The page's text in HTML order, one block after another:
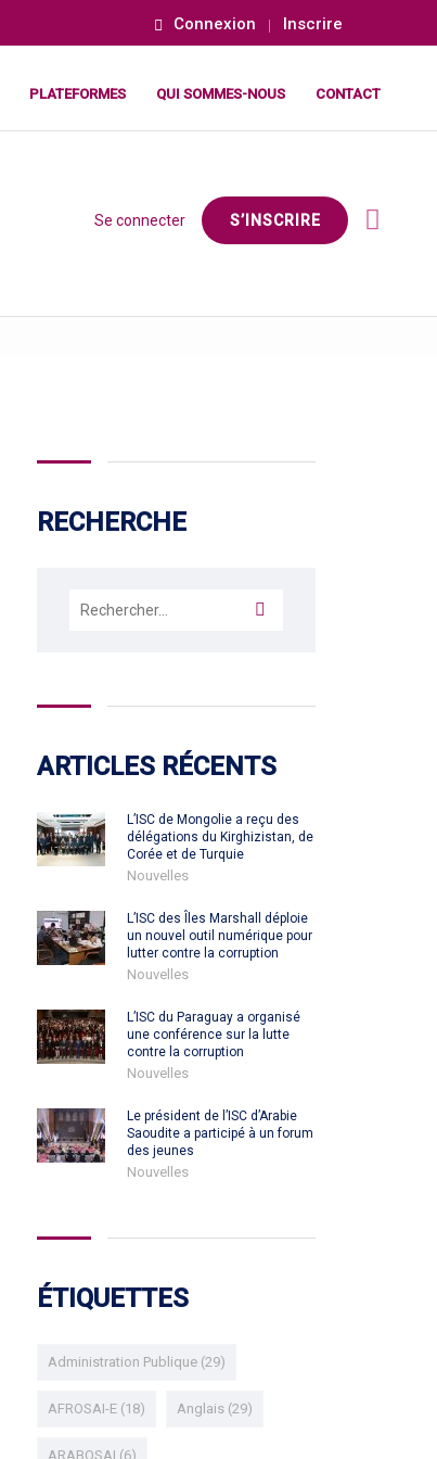
Connexion Inscrire
PLATEFORMES QUI SOMMES-NOUS CONTACT
Se connecter S’INSCRIRE
RECHERCHE
Rechercher :
ARTICLES RÉCENTS
L’ISC de Mongolie a reçu des
délégations du Kirghizistan, de
Corée et de Turquie
Nouvelles
L’ISC des Îles Marshall déploie
un nouvel outil numérique pour
lutter contre la corruption
Nouvelles
L’ISC du Paraguay a organisé
une conférence sur la lutte
contre la corruption
Nouvelles
Le président de l’ISC d’Arabie
Saoudite a participé à un forum
des jeunes
Nouvelles
ÉTIQUETTES
Administration Publique(29)
AFROSAI-E(18) Anglais(29)
ARABOSAI (6)